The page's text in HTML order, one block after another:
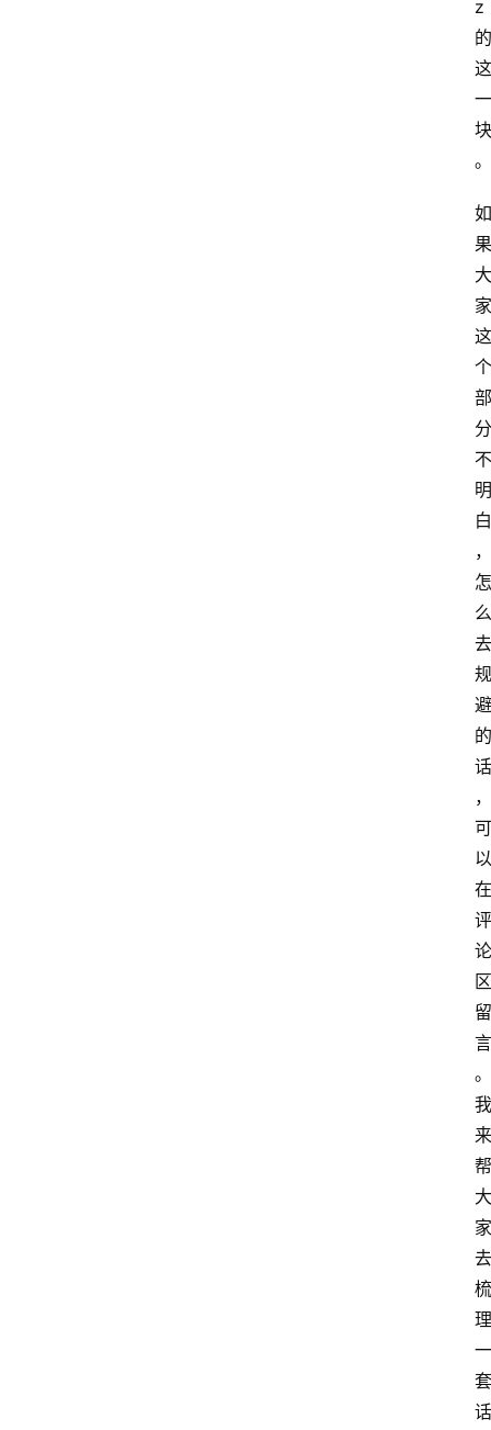
z
的
这
一
块
。
如
果
大
家
这
个
部
分
不
明
白
，
怎
么
去
规
避
的
话
，
可
以
在
评
论
区
留
言
。
我
来
帮
大
家
去
梳
理
一
套
话